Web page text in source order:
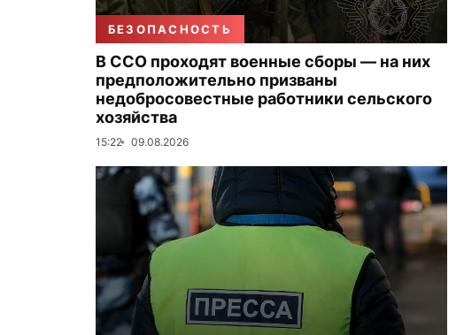
БЕЗОПАСНОСТЬ
В ССО проходят военные сборы — на них
предположительно призваны
недобросовестные работники сельского
хозяйства
15:22 09.08.2026